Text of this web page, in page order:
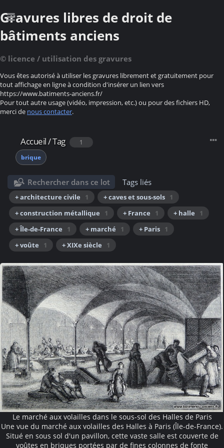
Gravures libres de droit de
bâtiments anciens
© licence / utilisation des gravures
Vous êtes autorisé à utiliser les gravures librement et gratuitement pour
tout affichage en ligne à condition d'insérer un lien vers
https://www.batiments-anciens.fr/
Pour tout autre usage (vidéo, impression, etc.) ou pour des fichiers HD,
merci de nous contacter.
Accueil/Tag
1
brique
Rechercher dans ce lot Tags liés
+ architecture civile 1 + caves et sous-sols 1
+ construction métallique
1 + France 1 + halle
1
+ Île-de-France
1 + marché 1 + Paris 1
+ voûte
1 + XIXe siècle 1
Le marché aux volailles dans le sous-sol des Halles de Paris
Une vue du marché aux volailles des Halles à Paris (Île-de-France).
Situé en sous sol d'un pavillon, cette vaste salle est couverte de
voûtes en briques portées par de fines colonnes de fonte